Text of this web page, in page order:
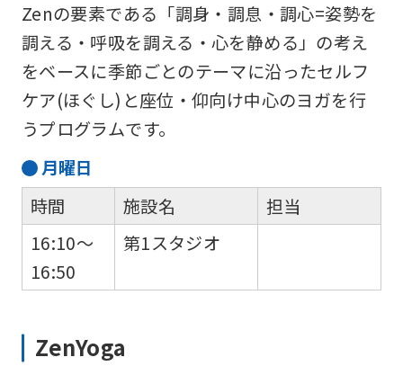
Zenの要素である「調身・調息・調心=姿勢を
調える・呼吸を調える・心を静める」の考え
をベースに季節ごとのテーマに沿ったセルフ
ケア(ほぐし)と座位・仰向け中心のヨガを行
うプログラムです。
月曜日
時間
16:10～
16:50
施設名
第1スタジオ
担当
ZenYoga